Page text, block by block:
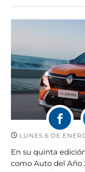
LUNES 6 DE
En su quinta
como Auto del Año